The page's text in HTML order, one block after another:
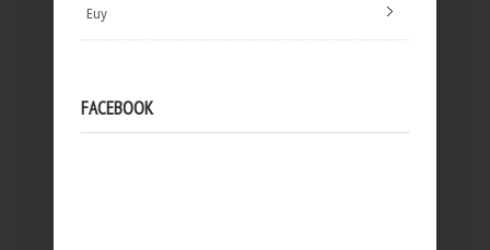
Euy
FACEBOOK